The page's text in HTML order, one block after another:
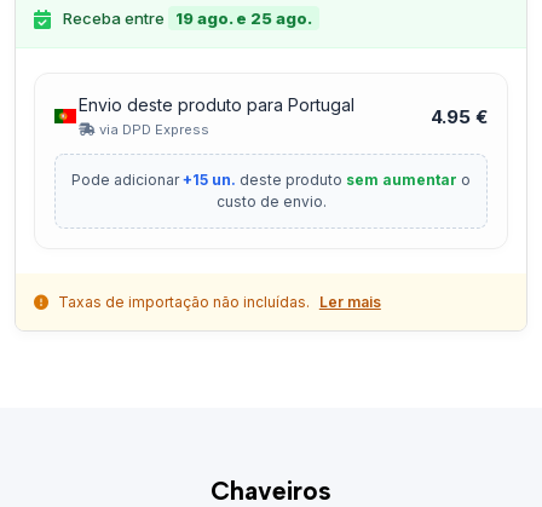
Receba entre 19 ago. e 25 ago.
Envio deste produto para Portugal
via DPD Express
4.95 €
Pode adicionar+15 un. deste produto sem aumentar o
custo de envio.
Taxas de importação não incluídas. Ler mais
Chaveiros